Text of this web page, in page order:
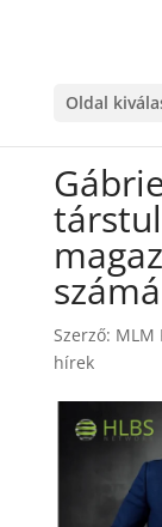
Oldal
Szerző: MLM
hírek